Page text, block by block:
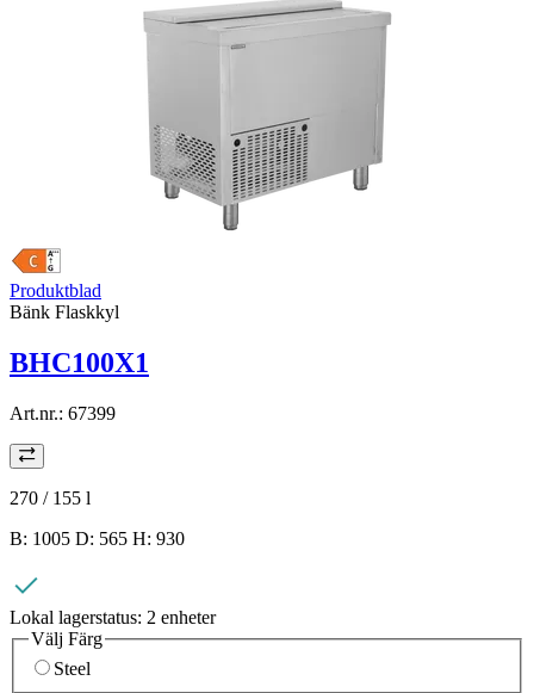
Produktblad
Bänk Flaskkyl
BHC100X1
Art.nr.: 67399
270 / 155 l
B: 1005 D: 565 H: 930
Lokal lagerstatus: 2 enheter
Välj Färg
Steel